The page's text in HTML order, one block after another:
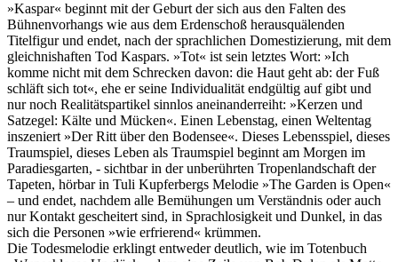
»Kaspar« beginnt mit der Geburt der sich aus den Falten des
Bühnenvorhangs wie aus dem Erdenschoß herausquälenden
Titelfigur und endet, nach der sprachlichen Domestizierung, mit dem
gleichnishaften Tod Kaspars. »Tot« ist sein letztes Wort: »Ich
komme nicht mit dem Schrecken davon: die Haut geht ab: der Fuß
schläft sich tot«, ehe er seine Individualität endgültig auf gibt und
nur noch Realitätspartikel sinnlos aneinanderreiht: »Kerzen und
Satzegel: Kälte und Mücken«. Einen Lebenstag, einen Weltentag
inszeniert »Der Ritt über den Bodensee«. Dieses Lebensspiel, dieses
Traumspiel, dieses Leben als Traumspiel beginnt am Morgen im
Paradiesgarten, - sichtbar in der unberührten Tropenlandschaft der
Tapeten, hörbar in Tuli Kupferbergs Melodie »The Garden is Open«
– und endet, nachdem alle Bemühungen um Verständnis oder auch
nur Kontakt gescheitert sind, in Sprachlosigkeit und Dunkel, in das
sich die Personen »wie erfrierend« krümmen.
Die Todesmelodie erklingt entweder deutlich, wie im Totenbuch